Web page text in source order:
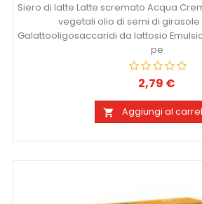
Siero di latte Latte scremato Acqua
vegetali olio di semi di girasole
Galattooligosaccaridi da lattosio
pe
Prezzo
2,79 €
 Aggiungi al